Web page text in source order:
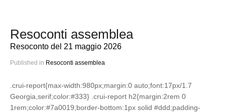
Resoconti assemblea
Resoconto del 21 maggio 2026
Published in Resoconti assemblea
.crui-report{max-width:980px;margin:0 auto;font:17px/1.7
Georgia,serif;color:#333} .crui-report h2{margin:2rem 0
1rem;color:#7a0019;border-bottom:1px solid #ddd;padding-